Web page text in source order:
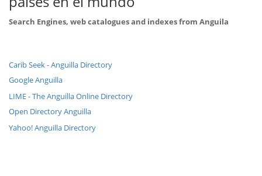
Search Engines, web catalogues and indexes from Anguila
Carib Seek - Anguilla Directory
Google Anguilla
LIME - The Anguilla Online Directory
Open Directory Anguilla
Yahoo! Anguilla Directory